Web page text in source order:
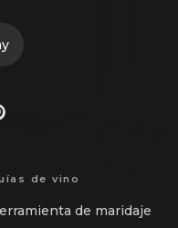
de vino
de maridaje